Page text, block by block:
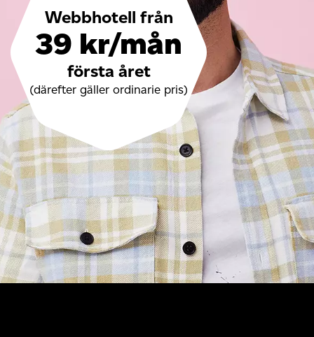
Webbhotell från
39 kr/mån
första året
(därefter gäller ordinarie pris)